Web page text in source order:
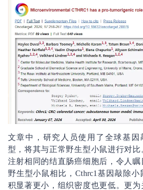
文章中，研究人员使用了全球基因
型，将其与正常野生型小鼠进行对
注射相同的结直肠癌细胞后，令人
野生型小鼠相比，Cthrc1基因敲除
积显著更小，组织密度也更低。更